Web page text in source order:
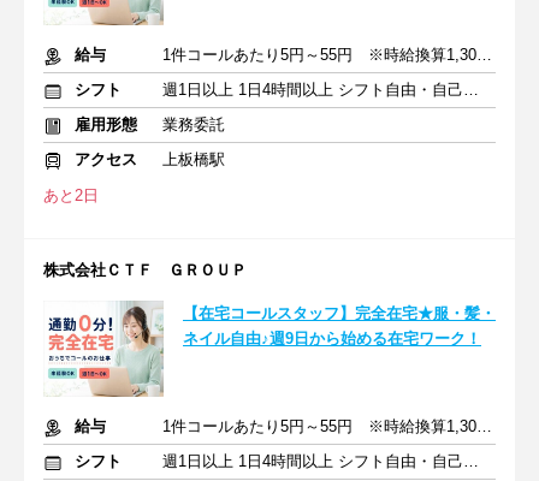
給与
1件コールあたり5円～55円 ※時給換算1,300円～4,000円
シフト
週1日以上 1日4時間以上 シフト自由・自己申告
雇用形態
業務委託
アクセス
上板橋駅
あと2日
株式会社ＣＴＦ ＧＲＯＵＰ
【在宅コールスタッフ】完全在宅★服・髪・
ネイル自由♪週9日から始める在宅ワーク！
給与
1件コールあたり5円～55円 ※時給換算1,300円～4,000円
シフト
週1日以上 1日4時間以上 シフト自由・自己申告